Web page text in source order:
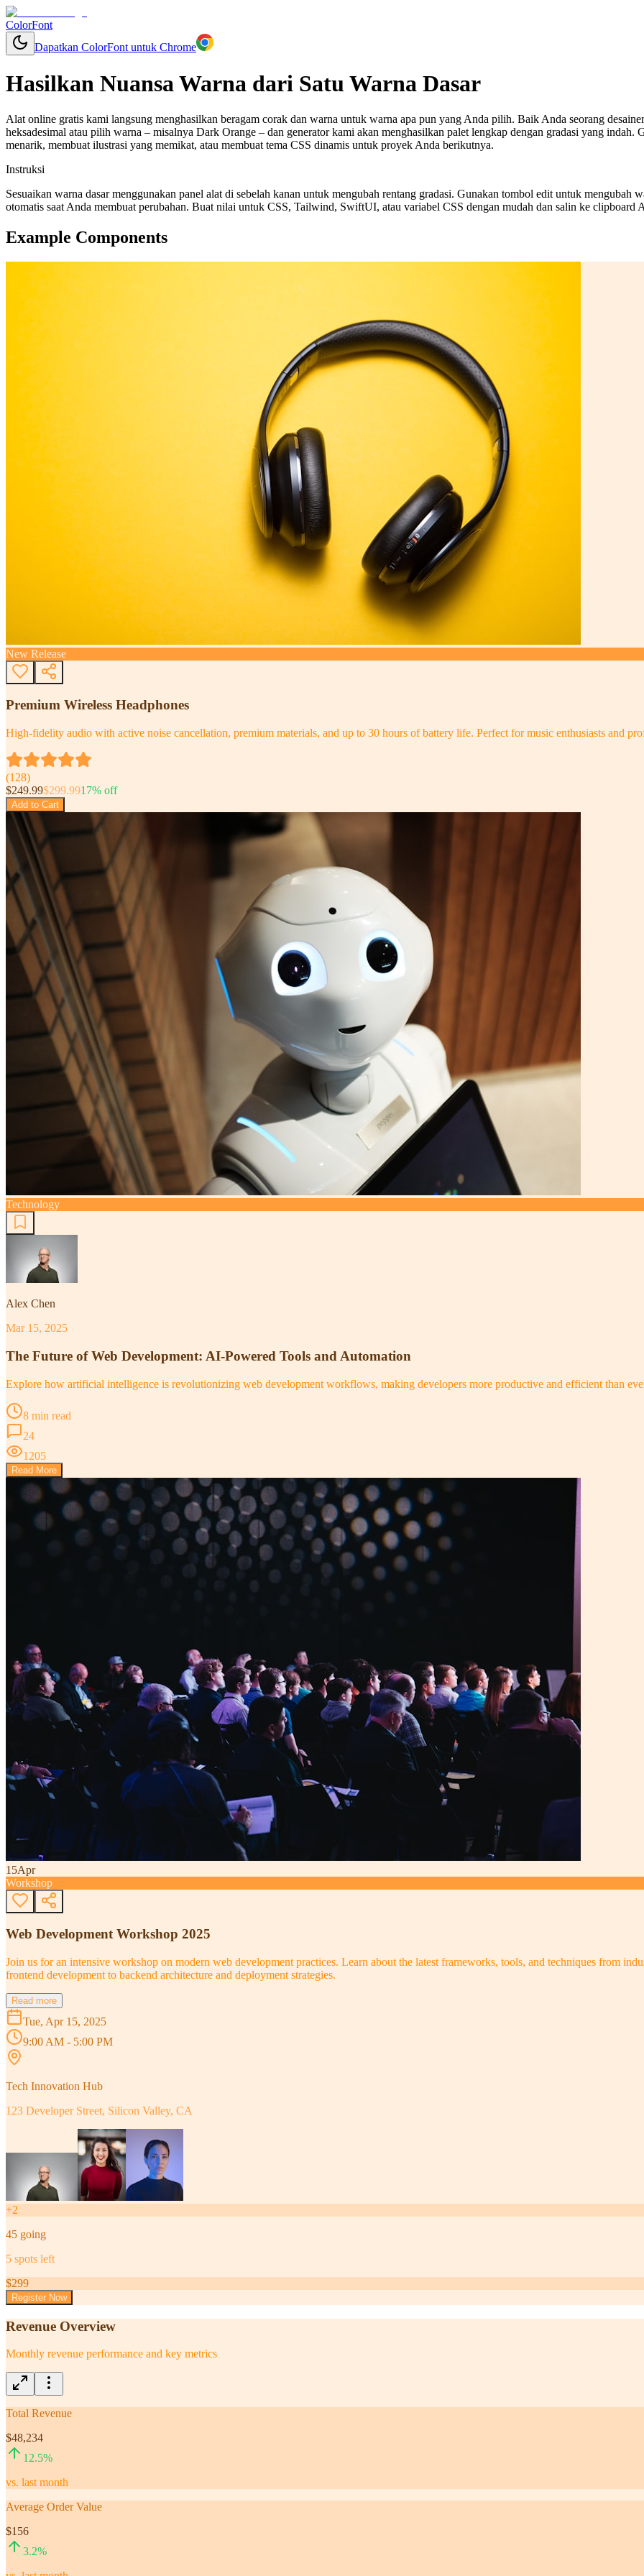
ColorFont
Dapatkan ColorFont untuk Chrome
Hasilkan Nuansa Warna dari Satu Warna Dasar
Alat online gratis kami langsung menghasilkan beragam corak dan warna untuk warna apa pun yang Anda pilih. Baik Anda seorang
heksadesimal atau pilih warna – misalnya Dark Orange – dan generator kami akan menghasilkan palet lengkap dengan gradasi yang
menarik, membuat ilustrasi yang memikat, atau membuat tema CSS dinamis untuk proyek Anda berikutnya.
Instruksi
Sesuaikan warna dasar menggunakan panel alat di sebelah kanan untuk mengubah rentang gradasi. Gunakan tombol edit untuk mengubah
otomatis saat Anda membuat perubahan. Buat nilai untuk CSS, Tailwind, SwiftUI, atau variabel CSS dengan mudah dan salin ke clipboard
Example Components
New Release
Premium Wireless Headphones
High-fidelity audio with active noise cancellation, premium materials, and up to 30 hours of battery life. Perfect for music enthusiasts and
(128)
$249.99$299.9917% off
Add to Cart
Technology
Alex Chen
Mar 15, 2025
The Future of Web Development: AI-Powered Tools and Automation
Explore how artificial intelligence is revolutionizing web development workflows, making developers more productive and efficient than
8 min read
24
1205
Read More
15Apr
Workshop
Web Development Workshop 2025
Join us for an intensive workshop on modern web development practices. Learn about the latest frameworks, tools, and techniques from
frontend development to backend architecture and deployment strategies.
Read more
Tue, Apr 15, 2025
9:00 AM - 5:00 PM
Tech Innovation Hub
123 Developer Street, Silicon Valley, CA
+2
45 going
5 spots left
$299
Register Now
Revenue Overview
Monthly revenue performance and key metrics
Total Revenue
$48,234
12.5%
vs. last month
Average Order Value
$156
3.2%